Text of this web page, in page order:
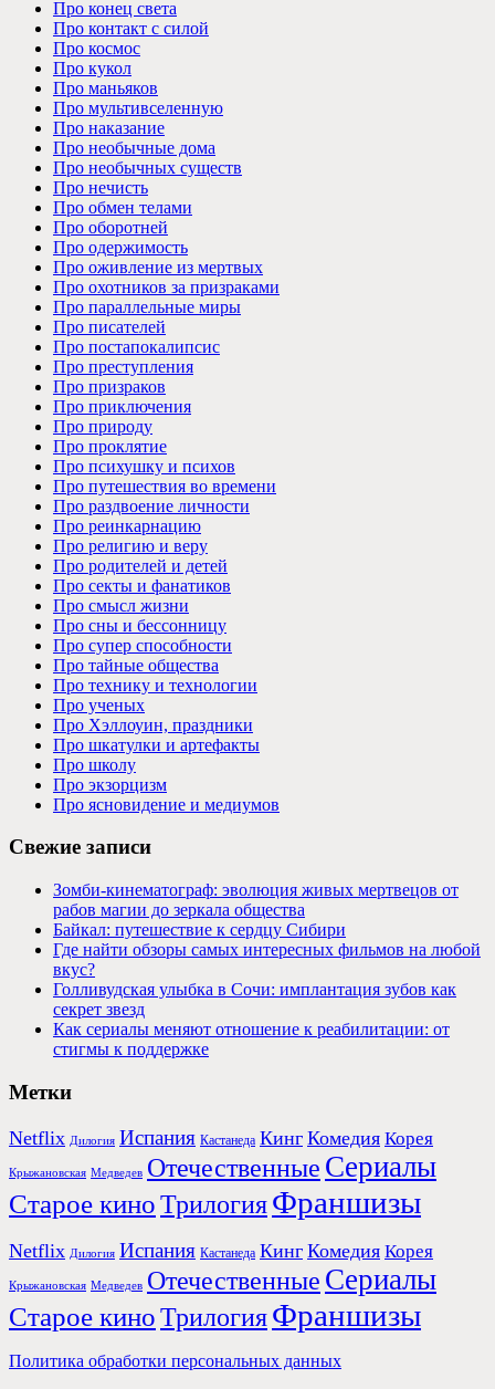
Про конец света
Про контакт с силой
Про космос
Про кукол
Про маньяков
Про мультивселенную
Про наказание
Про необычные дома
Про необычных существ
Про нечисть
Про обмен телами
Про оборотней
Про одержимость
Про оживление из мертвых
Про охотников за призраками
Про параллельные миры
Про писателей
Про постапокалипсис
Про преступления
Про призраков
Про приключения
Про природу
Про проклятие
Про психушку и психов
Про путешествия во времени
Про раздвоение личности
Про реинкарнацию
Про религию и веру
Про родителей и детей
Про секты и фанатиков
Про смысл жизни
Про сны и бессонницу
Про супер способности
Про тайные общества
Про технику и технологии
Про ученых
Про Хэллоуин, праздники
Про шкатулки и артефакты
Про школу
Про экзорцизм
Про ясновидение и медиумов
Свежие записи
Зомби-кинематограф: эволюция живых мертвецов от
рабов магии до зеркала общества
Байкал: путешествие к сердцу Сибири
Где найти обзоры самых интересных фильмов на любой
вкус?
Голливудская улыбка в Сочи: имплантация зубов как
секрет звезд
Как сериалы меняют отношение к реабилитации: от
стигмы к поддержке
Метки
Netflix Дилогия Испания Кастанеда Кинг Комедия Корея
Крыжановская Медведев Отечественные Сериалы
Старое киноТрилогияФраншизы
Netflix Дилогия Испания Кастанеда Кинг Комедия Корея
Крыжановская Медведев Отечественные Сериалы
Старое киноТрилогияФраншизы
Политика обработки персональных данных